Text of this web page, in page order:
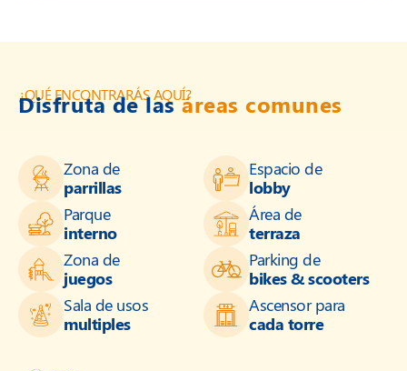
¿QUÉ ENCONTRARÁS AQUÍ?
Disfruta de lasáreas comunes
Zona de
parrillas
Espacio de
lobby
Parque
interno
Área de
terraza
Zona de
juegos
Parking de
bikes & scooters
Sala de usos
multiples
Ascensor para
cada torre